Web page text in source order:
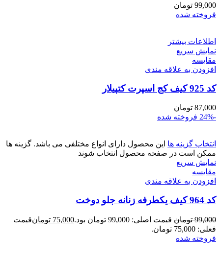
99,000 تومان
فروخته شده
اطلاعات بیشتر
نمایش سریع
مقايسه
افزودن به علاقه مندی
کد 925 کیف کج اسپرت کتپیلار
87,000 تومان
-24%
فروخته شده
انتخاب گزینه ها این محصول دارای انواع مختلفی می باشد. گزینه ها
ممکن است در صفحه محصول انتخاب شوند
نمایش سریع
مقايسه
افزودن به علاقه مندی
کد 964 کیف یکطرفه زنانه جلو دوخت
99,000 تومان قیمت اصلی: 99,000 تومان بود. 75,000 تومانقیمت
فعلی: 75,000 تومان.
فروخته شده